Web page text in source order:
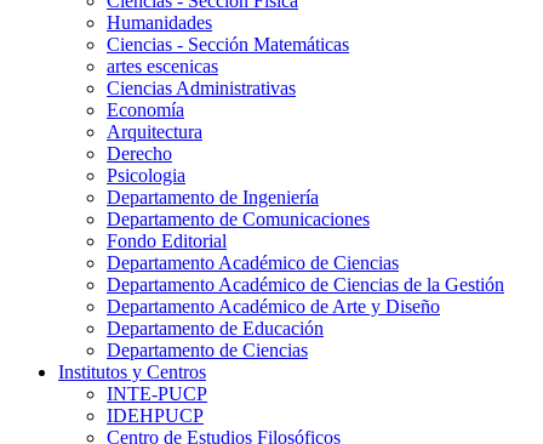
Humanidades
Ciencias - Sección Matemáticas
artes escenicas
Ciencias Administrativas
Economía
Arquitectura
Derecho
Psicologia
Departamento de Ingeniería
Departamento de Comunicaciones
Fondo Editorial
Departamento Académico de Ciencias
Departamento Académico de Ciencias de la Gestión
Departamento Académico de Arte y Diseño
Departamento de Educación
Departamento de Ciencias
Institutos y Centros
INTE-PUCP
IDEHPUCP
Centro de Estudios Filosóficos